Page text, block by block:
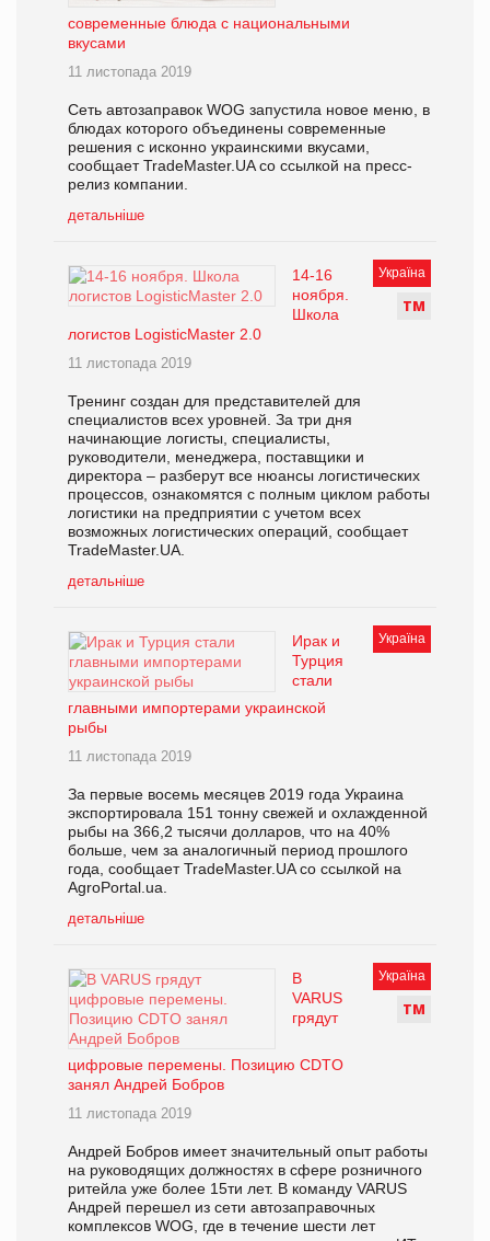
современные блюда с национальными
вкусами
11 листопада 2019
Сеть автозаправок WOG запустила новое меню, в
блюдах которого объединены современные
решения с исконно украинскими вкусами,
сообщает TradeMaster.UA со ссылкой на пресс-
релиз компании.
детальніше
Україна
ТМ
14-16
ноября.
Школа
логистов LogisticMaster 2.0
11 листопада 2019
Тренинг создан для представителей для
специалистов всех уровней. За три дня
начинающие логисты, специалисты,
руководители, менеджера, поставщики и
директора – разберут все нюансы логистических
процессов, ознакомятся с полным циклом работы
логистики на предприятии с учетом всех
возможных логистических операций, сообщает
TradeMaster.UA.
детальніше
Україна
Ирак и
Турция
стали
главными импортерами украинской
рыбы
11 листопада 2019
За первые восемь месяцев 2019 года Украина
экспортировала 151 тонну свежей и охлажденной
рыбы на 366,2 тысячи долларов, что на 40%
больше, чем за аналогичный период прошлого
года, сообщает TradeMaster.UA со ссылкой на
AgroPortal.ua.
детальніше
Україна
ТМ
В
VARUS
грядут
цифровые перемены. Позицию CDTO
занял Андрей Бобров
11 листопада 2019
Андрей Бобров имеет значительный опыт работы
на руководящих должностях в сфере розничного
ритейла уже более 15ти лет. В команду VARUS
Андрей перешел из сети автозаправочных
комплексов WOG, где в течение шести лет